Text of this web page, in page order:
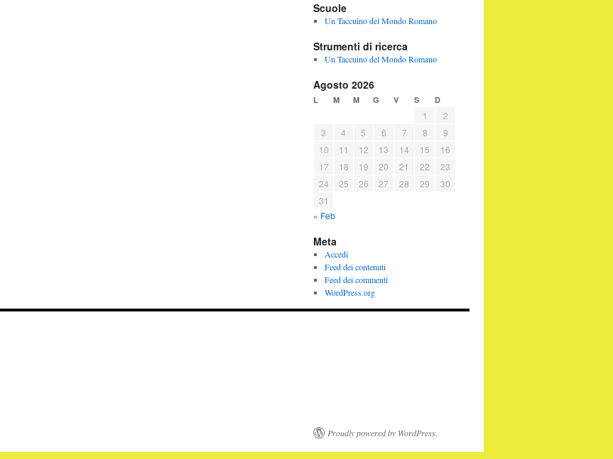
Scuole
Un Taccuino del Mondo Romano
Strumenti di ricerca
Un Taccuino del Mondo Romano
Agosto 2026
L M M G V S D
1
2
3
4 5 6 7 8
9
10
11 12 13 14 15
16
17
18 19 20 21 22
23
24
25 26 27 28 29
30
31
« Feb
Meta
Accedi
Feed dei contenuti
Feed dei commenti
WordPress.org
Proudly powered by WordPress.